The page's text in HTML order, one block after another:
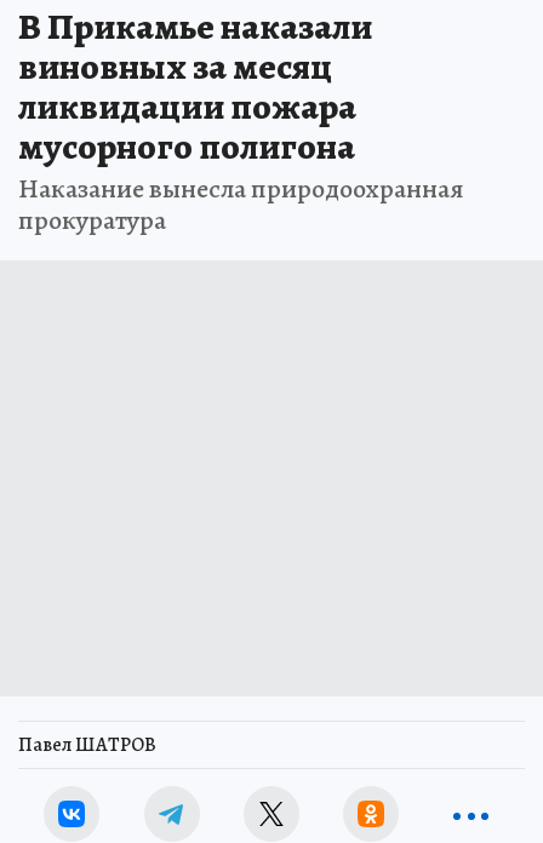
В Прикамье наказали
виновных за месяц
ликвидации пожара
мусорного полигона
Наказание вынесла природоохранная
прокуратура
Павел ШАТРОВ